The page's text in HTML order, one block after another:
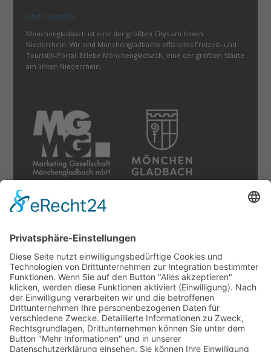
Über DeinMG
Mönchengladbach ist eine der größten Citys am linken
Niederrhein. Wir sind Mönchengladbachs offizielles Freizeit- und
Touristik-Portal: Erlebe Mönchengladbach, eine der größten Städte
am linken Niederrhein.
Soziale Netzwerke Datenschutz
Cookie-Einstellungen
Sonstiges